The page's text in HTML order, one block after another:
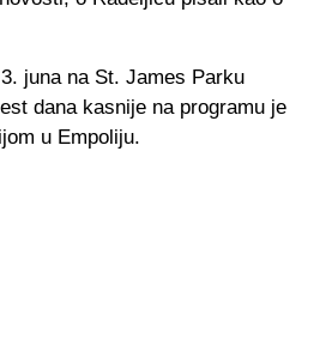
juna na St. James Parku
dana kasnije na programu je
u Empoliju.